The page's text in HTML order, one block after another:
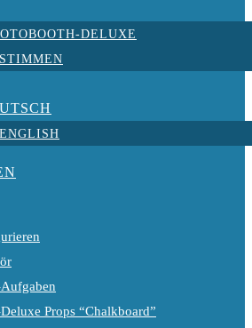
DELUXE
ENGLISH
Props “Chalkboard”